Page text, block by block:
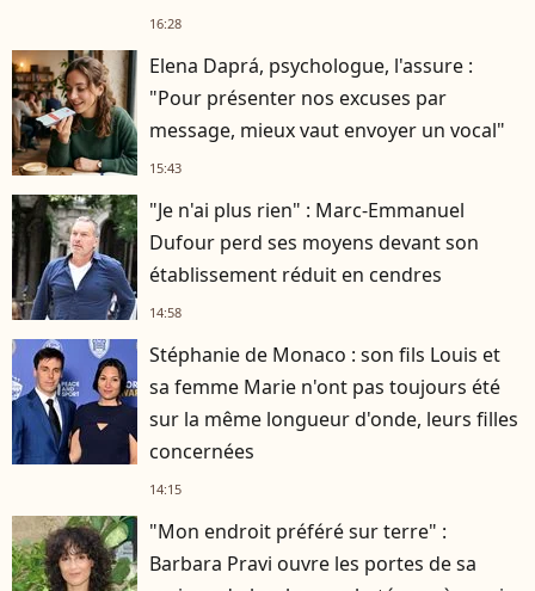
16:28
Elena Daprá, psychologue, l'assure :
"Pour présenter nos excuses par
message, mieux vaut envoyer un vocal"
15:43
"Je n'ai plus rien" : Marc-Emmanuel
Dufour perd ses moyens devant son
établissement réduit en cendres
14:58
Stéphanie de Monaco : son fils Louis et
sa femme Marie n'ont pas toujours été
sur la même longueur d'onde, leurs filles
concernées
14:15
"Mon endroit préféré sur terre" :
Barbara Pravi ouvre les portes de sa